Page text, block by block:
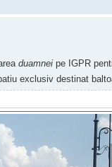
duamnei pe IGPR
exclusiv destinat